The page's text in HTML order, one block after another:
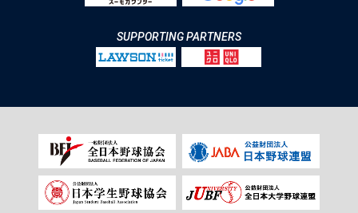
SUPPORTING PARTNERS